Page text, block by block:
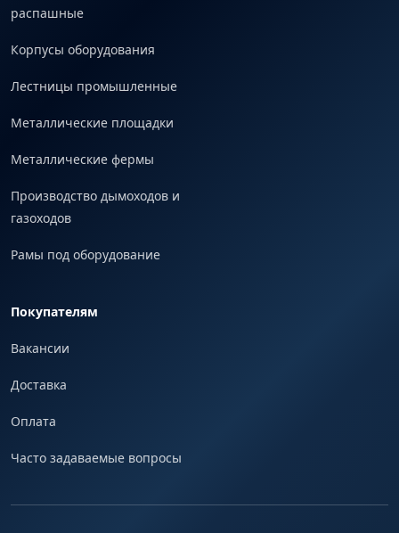
распашные
Корпусы оборудования
Лестницы промышленные
Металлические площадки
Металлические фермы
Производство дымоходов и
газоходов
Рамы под оборудование
Покупателям
Вакансии
Доставка
Оплата
Часто задаваемые вопросы